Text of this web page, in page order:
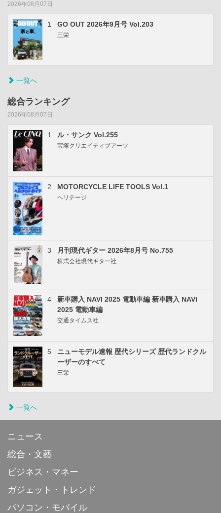
2026年08月07日
1 GO OUT 2026年9月号 Vol.203
三栄
一覧へ
総合ランキング
2026年08月07日
1 ル・サンク Vol.255
宝塚クリエイティブアーツ
2 MOTORCYCLE LIFE TOOLS Vol.1
ヘリテージ
3 月刊現代ギター 2026年8月号 No.755
株式会社現代ギター社
4
新車購入 NAVI 2025 電動車編 新車購入 NAVI
2025 電動車編
交通タイムス社
5
ニューモデル速報 歴代シリーズ 歴代ランドクル
ーザーのすべて
三栄
一覧へ
ニュース
総合・文藝
ビジネス・マネー
ガジェット・トレンド
パソコン・モバイル